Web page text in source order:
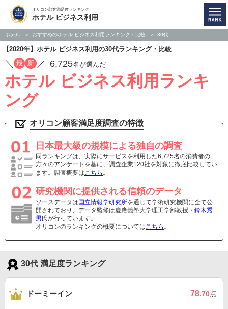
オリコン顧客満足度ランキング
ホテル ビジネス利用
ホテル おすすめのホテル ビジネス利用ランキング・比較 30代
【2020年】ホテル ビジネス利用の30代ランキング・比較
／ 最 新 ／ 6,725名が選んだ
ホテル ビジネス利用ランキ
ング
オリコン顧客満足度調査の特徴
日本最大級の規模による独自の調査
同ランキングは、実際にサービスを利用した6,725名の消費者の
方々のアンケートを基に、調査企業120社を対象に徹底比較してい
ます。調査概要はこちら 。
研究機関に提供される信頼のデータ
ソースデータは 国立情報学研究所を通じて学術研究機関に全て公
開されており、データ監修は慶應義塾大学理工学部教授・ 鈴木秀
男 氏が行っています。
オリコンのランキングの概要についてはこちら 。
30代 満足度ランキング
ドーミーイン 78.70点